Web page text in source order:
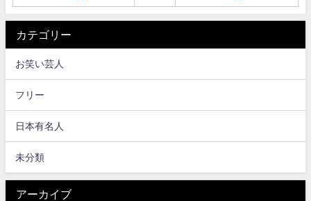
カテゴリー
お笑い芸人
フリー
日本有名人
未分類
アーカイブ